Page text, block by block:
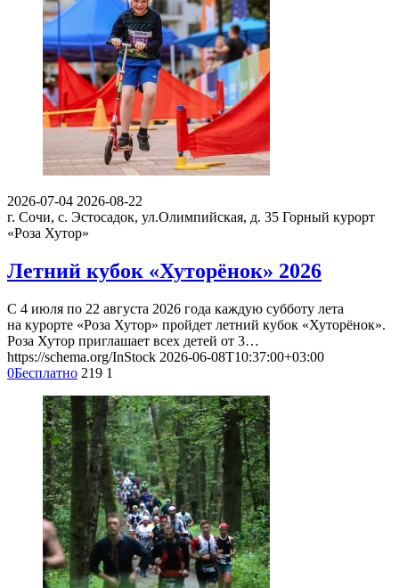
2026-07-04 2026-08-22
г. Сочи, с. Эстосадок, ул.Олимпийская, д. 35 Горный курорт
«Роза Хутор»
Летний кубок «Хуторёнок» 2026
С 4 июля по 22 августа 2026 года каждую субботу лета
на курорте «Роза Хутор» пройдет летний кубок «Хуторёнок».
Роза Хутор приглашает всех детей от 3…
https://schema.org/InStock 2026-06-08T10:37:00+03:00
0Бесплатно 219 1